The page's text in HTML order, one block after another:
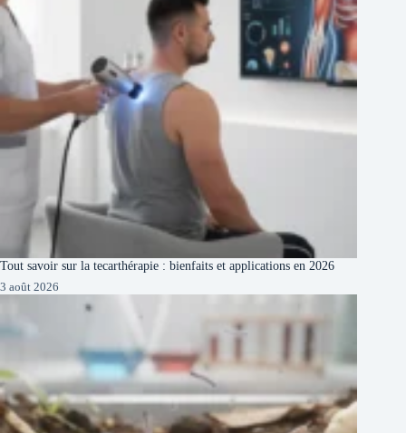
Tout savoir sur la tecarthérapie : bienfaits et applications en 2026
3 août 2026